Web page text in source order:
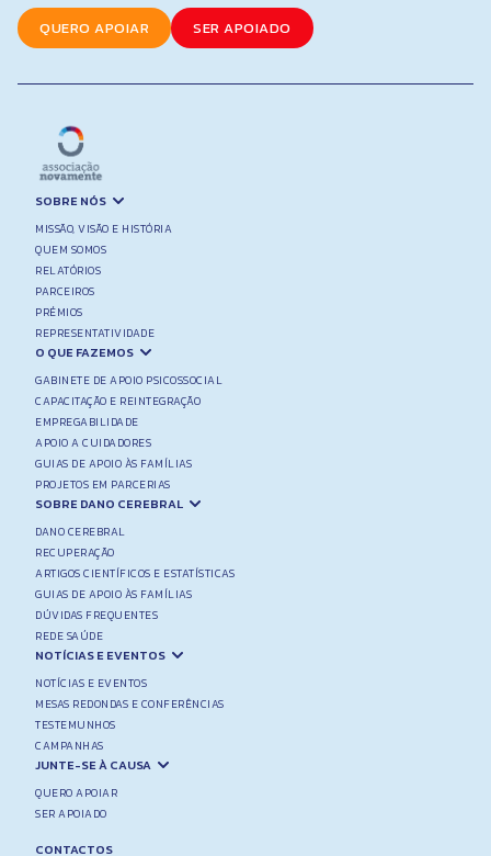
QUERO APOIAR SER APOIADO
SOBRE NÓS
MISSÃO, VISÃO E HISTÓRIA
QUEM SOMOS
RELATÓRIOS
PARCEIROS
PRÉMIOS
REPRESENTATIVIDADE
O QUE FAZEMOS
GABINETE DE APOIO PSICOSSOCIAL
CAPACITAÇÃO E REINTEGRAÇÃO
EMPREGABILIDADE
APOIO A CUIDADORES
GUIAS DE APOIO ÀS FAMÍLIAS
PROJETOS EM PARCERIAS
SOBRE DANO CEREBRAL
DANO CEREBRAL
RECUPERAÇÃO
ARTIGOS CIENTÍFICOS E ESTATÍSTICAS
GUIAS DE APOIO ÀS FAMÍLIAS
DÚVIDAS FREQUENTES
REDE SAÚDE
NOTÍCIAS E EVENTOS
NOTÍCIAS E EVENTOS
MESAS REDONDAS E CONFERÊNCIAS
TESTEMUNHOS
CAMPANHAS
JUNTE-SE À CAUSA
QUERO APOIAR
SER APOIADO
CONTACTOS